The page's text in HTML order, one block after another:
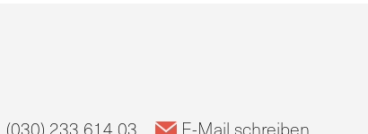
(030) 233 614 03 E-Mail schreiben